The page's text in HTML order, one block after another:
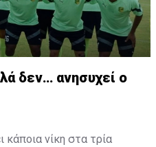
δεν… ανησυχεί ο
κάποια νίκη στα τρία